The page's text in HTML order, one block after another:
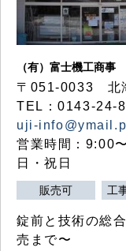
（有）富士機工商事
〒051-0033 北
TEL：0143-24-
uji-
営業時間：9:00
日・祝日
販売可 工
錠前と技術の総
売まで〜